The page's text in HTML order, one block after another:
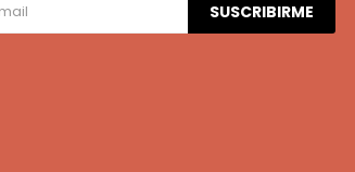
SUSCRIBIRME